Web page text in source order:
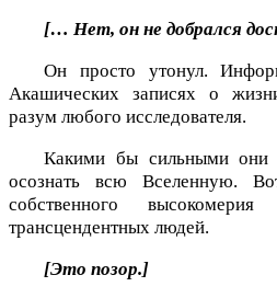
[… Нет, он не добрался
Он просто утонул.
Акашических записях о
разум любого исследователя.
Какими бы сильными
осознать всю Вселенную.
собственного
трансцендентных людей.
[Это позор.]